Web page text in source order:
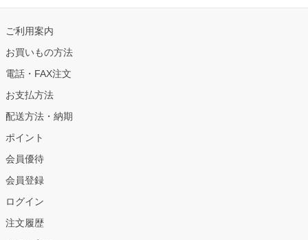
ご利用案内
お買いもの方法
電話・FAX注文
お支払方法
配送方法・納期
ポイント
会員優待
会員登録
ログイン
注文履歴